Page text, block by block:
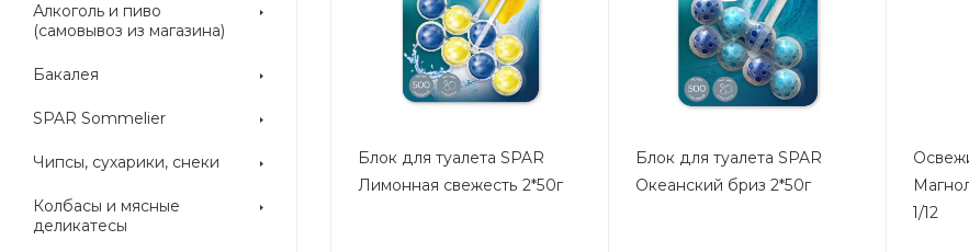
Алкоголь и пиво
(самовывоз из магазина)
Бакалея
SPAR Sommelier
Чипсы, сухарики, снеки
Колбасы и мясные
деликатесы
Блок для туалета SPAR
Лимонная свежесть 2*50г
Блок для туалета SPAR
Океанский бриз 2*50г
1/12